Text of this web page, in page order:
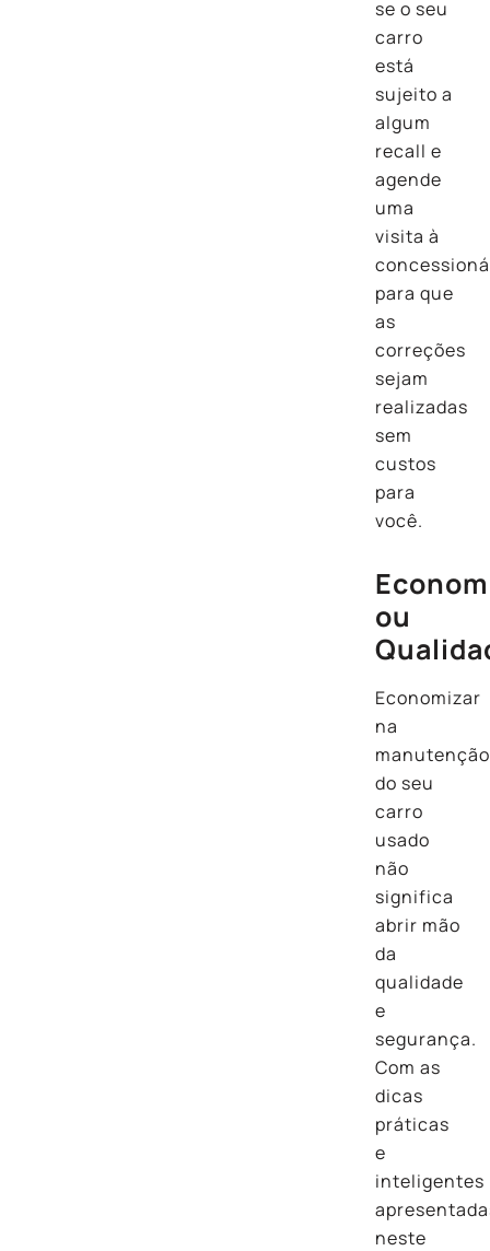
se o seu
carro
está
sujeito a
algum
recall e
agende
uma
visita à
para que
as
correções
sejam
realizadas
sem
custos
para
você.
ou
Economizar
na
manutenção
do seu
carro
usado
não
significa
abrir mão
da
qualidade
e
segurança.
Com as
dicas
práticas
e
inteligentes
neste